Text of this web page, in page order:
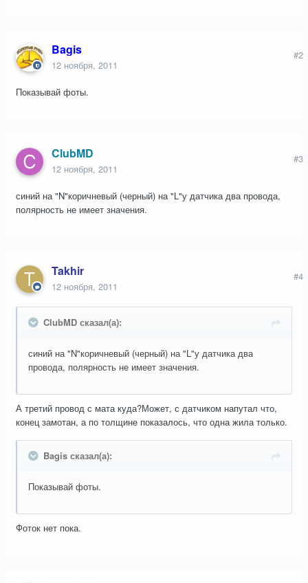
Bagis
12 ноября, 2011
#2
Показывай фоты.
ClubMD
12 ноября, 2011
#3
синий на "N"коричневый (черный) на "L"у датчика два провода,
полярность не имеет значения.
Takhir
12 ноября, 2011
#4
ClubMD сказал(а):
синий на "N"коричневый (черный) на "L"у датчика два
провода, полярность не имеет значения.
А третий провод с мата куда?Может, с датчиком напутал что,
конец замотан, а по толщине показалось, что одна жила только.
Bagis сказал(а):
Показывай фоты.
Фоток нет пока.